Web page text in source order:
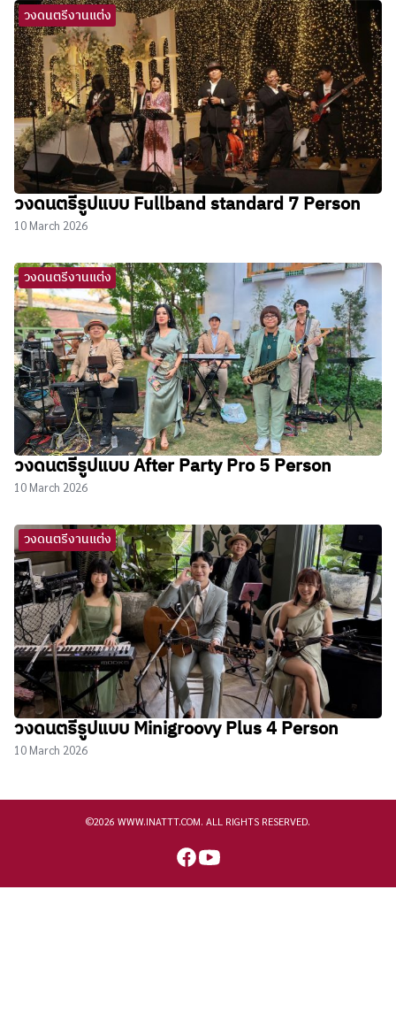
วงดนตรีงานแต่ง
วงดนตรีรูปแบบ Fullband standard 7 Person
10 March 2026
วงดนตรีงานแต่ง
วงดนตรีรูปแบบ After Party Pro 5 Person
10 March 2026
วงดนตรีงานแต่ง
วงดนตรีรูปแบบ Minigroovy Plus 4 Person
10 March 2026
©2026 WWW.INATTT.COM. ALL RIGHTS RESERVED.